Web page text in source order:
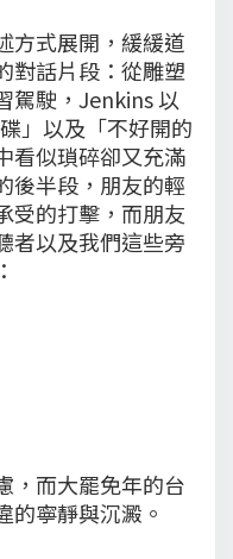
方式展開，緩緩道
對話片段：從雕塑
駕駛，Jenkins 以
」以及「不好開的
看似瑣碎卻又充滿
後半段，朋友的輕
受的打擊，而朋友
者以及我們這些旁
，而大罷免年的台
的寧靜與沉澱。